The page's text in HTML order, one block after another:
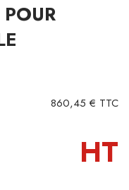
860,45 € TTC
HT